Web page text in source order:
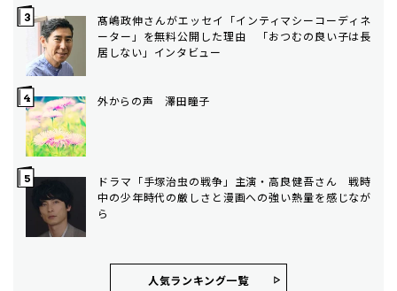
髙嶋政伸さんがエッセイ「インティマシーコーディネ
ーター」を無料公開した理由 「おつむの良い子は長
居しない」インタビュー
外からの声 澤田瞳子
ドラマ「手塚治虫の戦争」主演・高良健吾さん 戦時
中の少年時代の厳しさと漫画への強い熱量を感じなが
ら
人気ランキング⼀覧